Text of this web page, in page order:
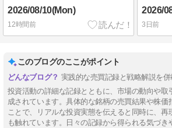
2026/08/10(Mon)
12時間前
2026/
3日前
このブログのここがポイント
実践的な売買記録と戦略解説を併
投資活動の詳細な記録とともに、市場の動向や取
成されています。具体的な銘柄の売買結果や株価
ことで、リアルな投資実態を伝えると同時に、再
も触れています。日々の記録から得られる気づき